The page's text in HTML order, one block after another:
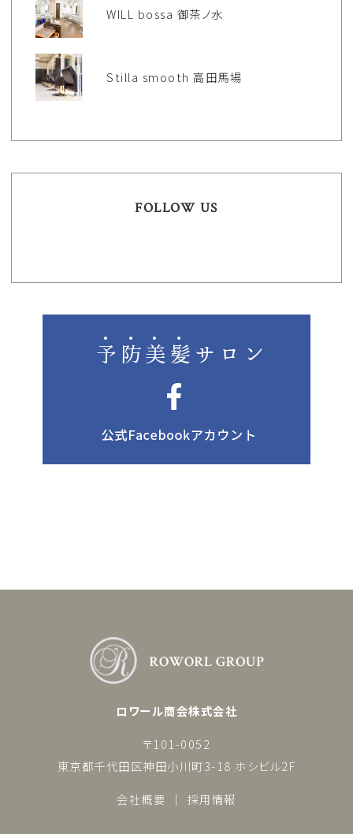
WILL bossa 御茶ノ水
Stilla smooth 高田馬場
FOLLOW US
ロワール商会株式会社
〒101-0052
東京都千代田区神田小川町3-18 ホシビル2F
会社概要
採用情報